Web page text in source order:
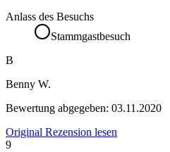
Anlass des Besuchs
Stammgastbesuch
B
Benny W.
Bewertung abgegeben: 03.11.2020
Original Rezension lesen
9